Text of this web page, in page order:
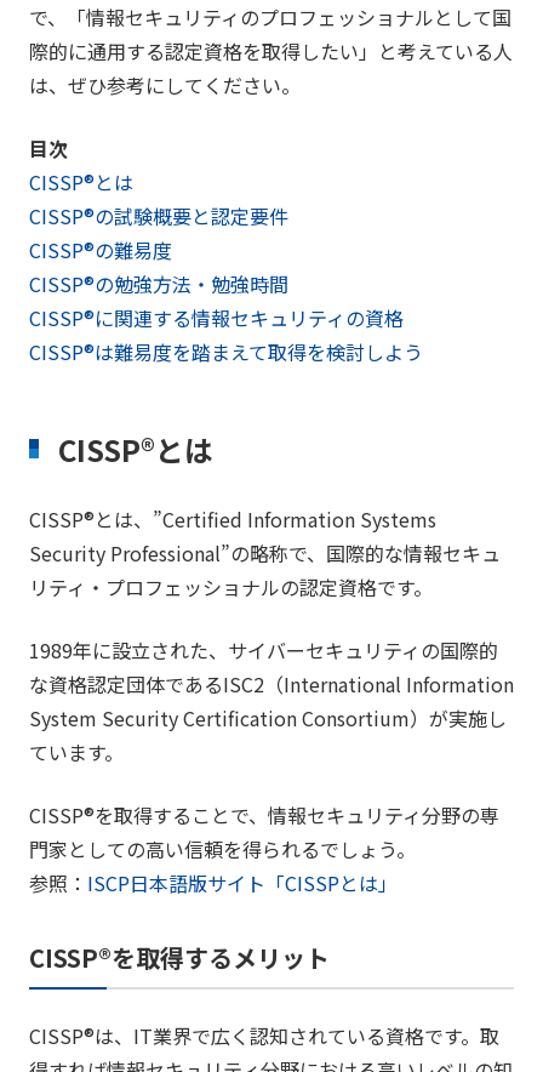
で、「情報セキュリティのプロフェッショナルとして国
際的に通用する認定資格を取得したい」と考えている人
は、ぜひ参考にしてください。
目次
CISSP®とは
CISSP®の試験概要と認定要件
CISSP®の難易度
CISSP®の勉強方法・勉強時間
CISSP®に関連する情報セキュリティの資格
CISSP®は難易度を踏まえて取得を検討しよう
CISSP®とは
CISSP®とは、”Certified Information Systems
Security Professional”の略称で、国際的な情報セキュ
リティ・プロフェッショナルの認定資格です。
1989年に設立された、サイバーセキュリティの国際的
な資格認定団体であるISC2（International Information
System Security Certification Consortium）が実施し
ています。
CISSP®を取得することで、情報セキュリティ分野の専
門家としての高い信頼を得られるでしょう。
参照： ISCP日本語版サイト「CISSPとは」
CISSP®を取得するメリット
CISSP®は、IT業界で広く認知されている資格です。取